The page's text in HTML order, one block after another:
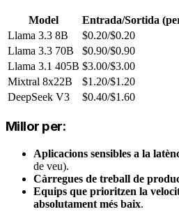
Model
Entrada/Sortida
Llama 3.3 8B
$0.20/$0.20
Llama 3.3 70B
$0.90/$0.90
Llama 3.1 405B $3.00/$3.00
Mixtral 8x22B
$1.20/$1.20
DeepSeek V3
$0.40/$1.60
Millor per:
Aplicacions sensibles a la
de veu).
Càrregues de treball de
Equips que prioritzen la
absolutament més baix.